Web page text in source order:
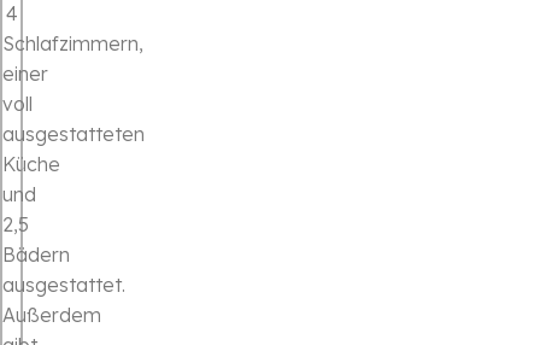
4
Schlafzimmern,
einer
voll
ausgestatteten
Küche
und
2,5
Bädern
ausgestattet.
Außerdem